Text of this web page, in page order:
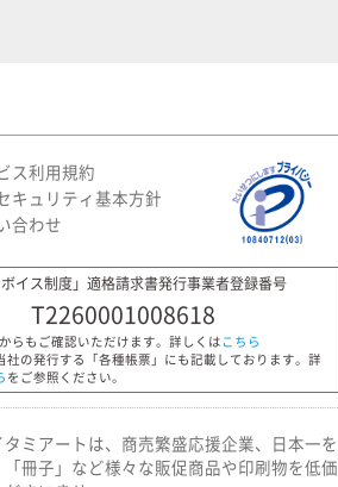
ス利用規約
キュリティ基本方針
合わせ
ボイス制度」適格請求書発行事業者登録番号
T2260001008618
らもご確認いただけます。詳しくは こちら
の発行する「各種帳票」にも記載しております。詳
をご参照ください。
ミアートは、商売繁盛応援企業、日本一を
冊子」など様々な販促商品や印刷物を低価